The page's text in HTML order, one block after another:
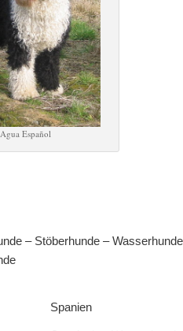
Español
– Stöberhunde – Wasserhunde
Spanien